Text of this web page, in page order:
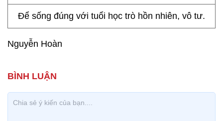
Để sống đúng với tuổi học trò hồn nhiên, vô tư.
Nguyễn Hoàn